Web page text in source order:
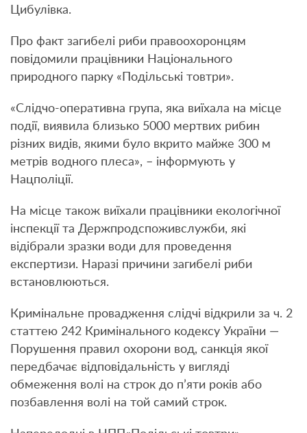
Цибулівка.
Про факт загибелі риби правоохоронцям
повідомили працівники Національного
природного парку «Подільські товтри».
«Слідчо-оперативна група, яка виїхала на місце
події, виявила близько 5000 мертвих рибин
різних видів, якими було вкрито майже 300 м
метрів водного плеса», – інформують у
Нацполіції.
На місце також виїхали працівники екологічної
інспекції та Держпродспоживслужби, які
відібрали зразки води для проведення
експертизи. Наразі причини загибелі риби
встановлюються.
Кримінальне провадження слідчі відкрили за ч. 2
статтею 242 Кримінального кодексу України —
Порушення правил охорони вод, санкція якої
передбачає відповідальність у вигляді
обмеження волі на строк до п’яти років або
позбавлення волі на той самий строк.